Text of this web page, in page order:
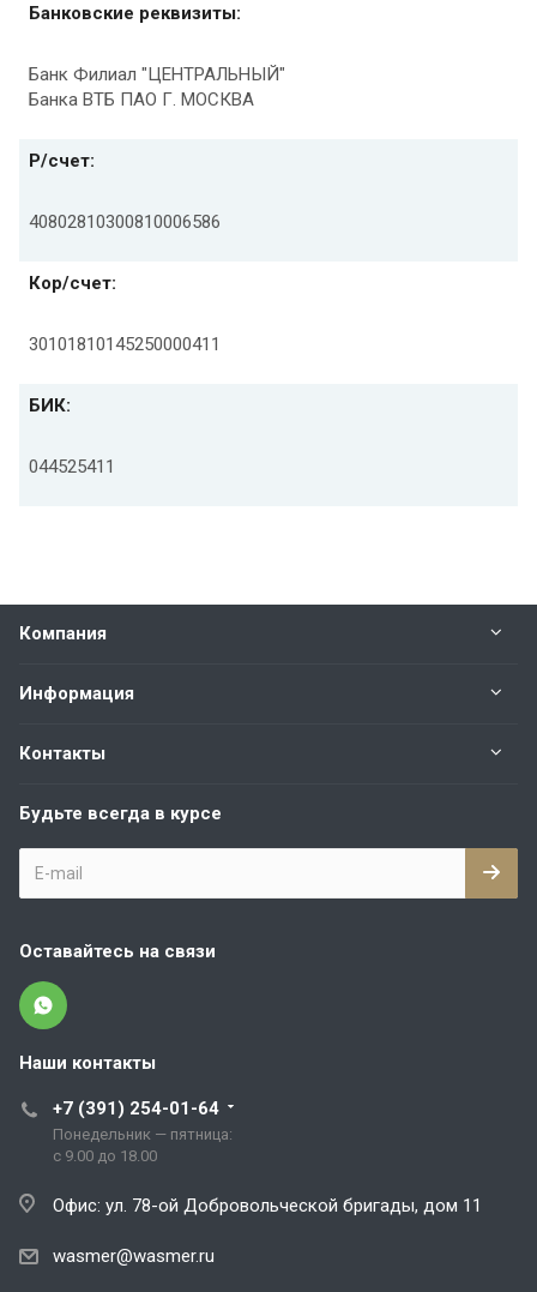
Банковские реквизиты:
Банк Филиал "ЦЕНТРАЛЬНЫЙ"
Банка ВТБ ПАО Г. МОСКВА
Р/счет:
40802810300810006586
Кор/счет:
30101810145250000411
БИК:
044525411
Компания
Информация
Контакты
Будьте всегда в курсе
Оставайтесь на связи
Наши контакты
+7 (391) 254-01-64
Понедельник — пятница:
с 9.00 до 18.00
Офис: ул. 78-ой Добровольческой бригады, дом 11
wasmer@wasmer.ru